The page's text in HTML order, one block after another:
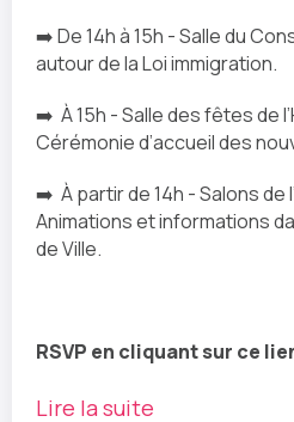
➡️ De 14h à 15h - Salle du
autour de la Loi immigration.
➡️ À 15h - Salle des fêtes de
Cérémonie d’accueil des
➡️ À partir de 14h - Salons de
Animations et informations
de Ville.
RSVP en cliquant sur ce
Lire la suite